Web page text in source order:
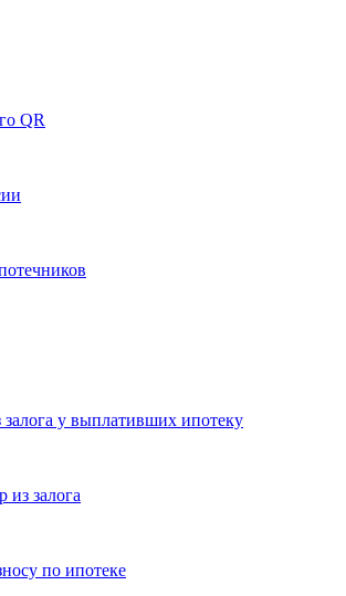
QR
у выплативших ипотеку
залога
по ипотеке